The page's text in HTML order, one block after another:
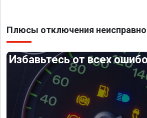
Плюсы отключения
Избавьтесь от всех